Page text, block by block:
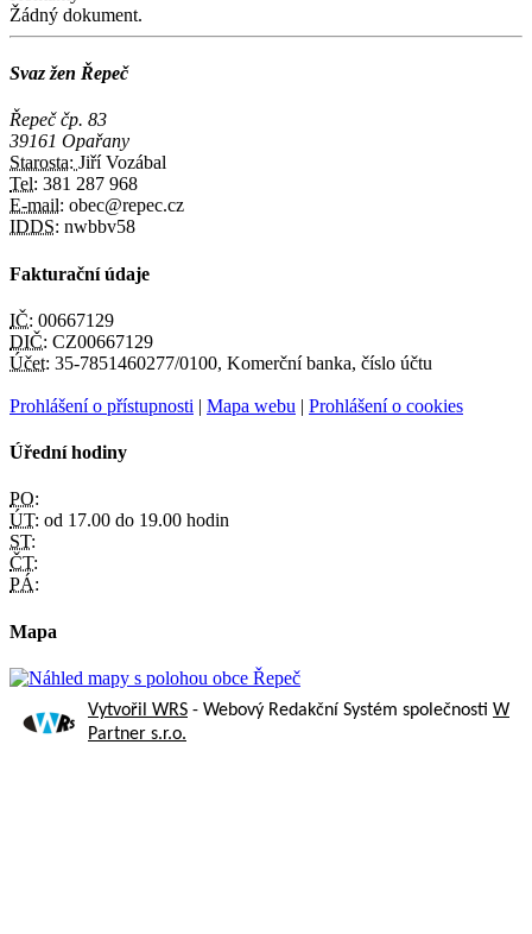
Žádný dokument.
Svaz žen Řepeč
Řepeč čp. 83
39161 Opařany
Starosta: Jiří Vozábal
Tel: 381 287 968
E-mail: obec@repec.cz
IDDS: nwbbv58
Fakturační údaje
IČ: 00667129
DIČ: CZ00667129
Účet: 35-7851460277/0100, Komerční banka, číslo účtu
Prohlášení o přístupnosti | Mapa webu | Prohlášení o cookies
Úřední hodiny
PO:
ÚT: od 17.00 do 19.00 hodin
ST:
ČT:
PÁ:
Mapa
Vytvořil WRS - Webový Redakční Systém společnosti W
Partner s.r.o.